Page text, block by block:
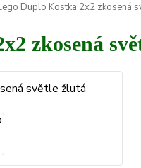
Duplo Kostka 2x2 zkosená
zkosená